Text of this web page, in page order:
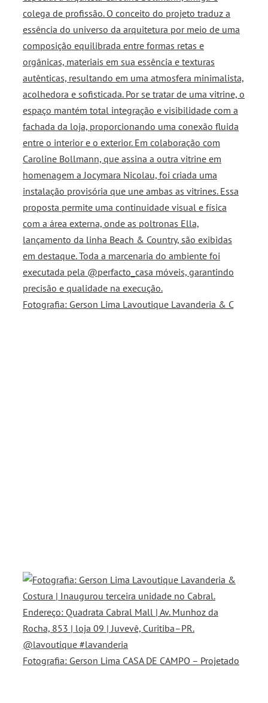
Fotografia: Gerson Lima Lavoutique Lavanderia & C
Fotografia: Gerson Lima CASA DE CAMPO – Projetado